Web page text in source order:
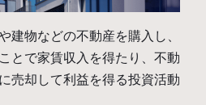
建物などの不動産を購入し、
とで家賃収入を得たり、不動
売却して利益を得る投資活動